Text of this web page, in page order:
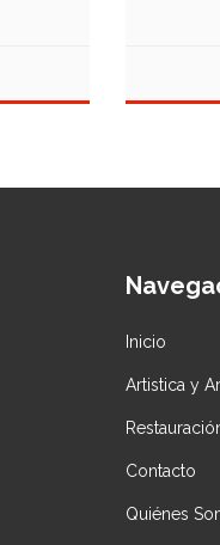
Inicio
Artistica y
Contacto
Quiénes